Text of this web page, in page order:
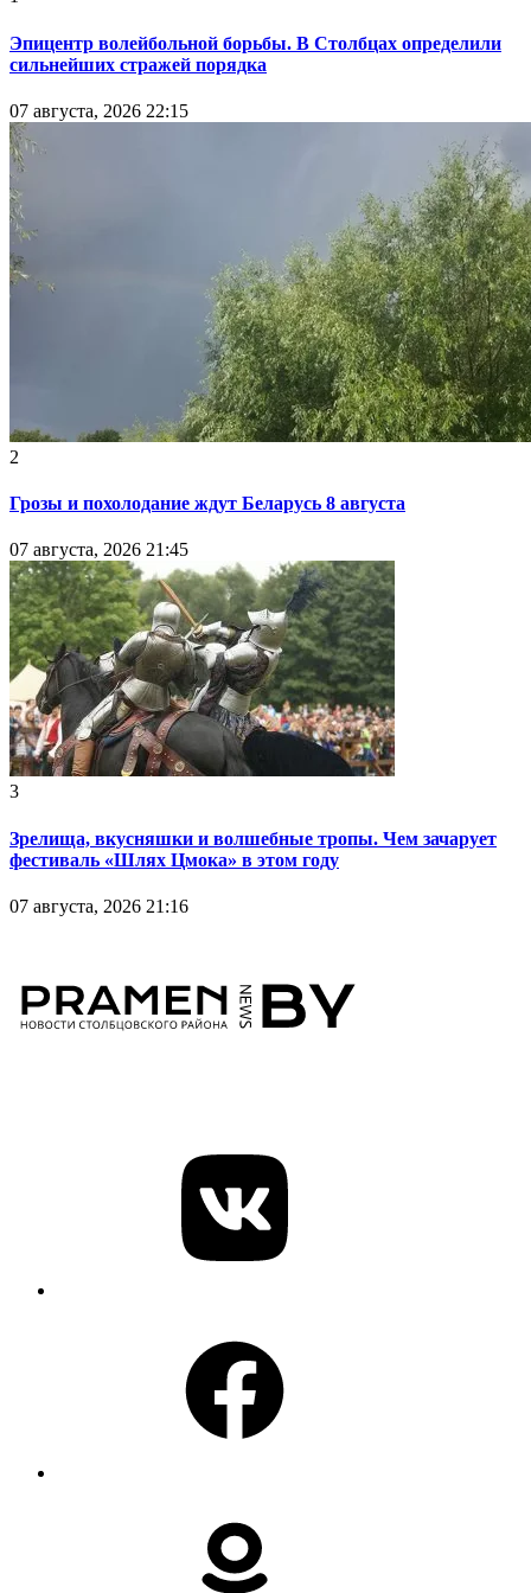
Эпицентр волейбольной борьбы. В Столбцах определили
сильнейших стражей порядка
07 августа, 2026 22:15
2
Грозы и похолодание ждут Беларусь 8 августа
07 августа, 2026 21:45
3
Зрелища, вкусняшки и волшебные тропы. Чем зачарует
фестиваль «Шлях Цмока» в этом году
07 августа, 2026 21:16